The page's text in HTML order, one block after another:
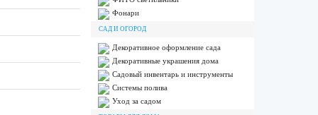
Фонари
САД И ОГОРОД
Декоративное оформление сада
Декоративные украшения дома
Садовый инвентарь и инструменты
Системы полива
Уход за садом